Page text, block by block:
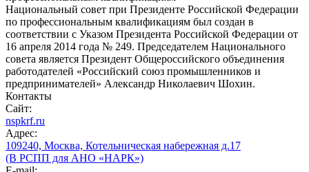
Национальный совет при Президенте Российской Федерации
по профессиональным квалификациям был создан в
соответствии с Указом Президента Российской Федерации от
16 апреля 2014 года № 249. Председателем Национального
совета является Президент Общероссийского объединения
работодателей «Российский союз промышленников и
предпринимателей» Александр Николаевич Шохин.
Контакты
Сайт:
nspkrf.ru
Адрес:
109240, Москва, Котельническая набережная д.17
(В РСПП для АНО «НАРК»)